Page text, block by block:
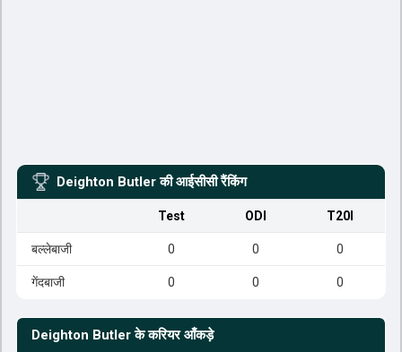
Deighton Butler की आईसीसी रैंकिंग
Test ODI T20I
बल्लेबाजी 0 0 0
गेंदबाजी 0 0 0
Deighton Butler के करियर आँकड़े